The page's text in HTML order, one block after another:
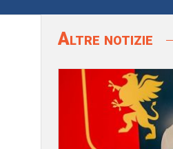
Altre notizie